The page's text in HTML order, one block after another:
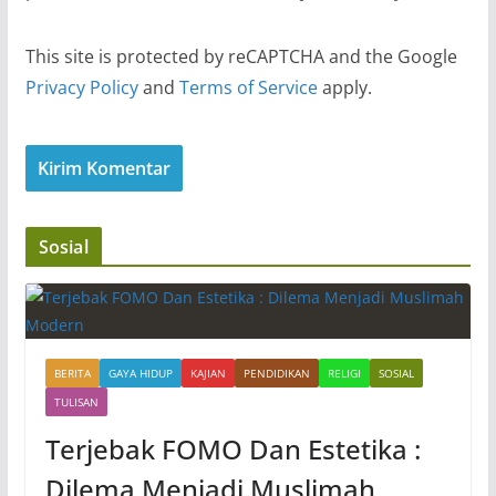
This site is protected by reCAPTCHA and the Google
Privacy Policyand Terms of Serviceapply.
Sosial
BERITA GAYA HIDUP KAJIAN PENDIDIKAN RELIGI
SOSIAL
TULISAN
Terjebak FOMO Dan Estetika :
Dilema Menjadi Muslimah